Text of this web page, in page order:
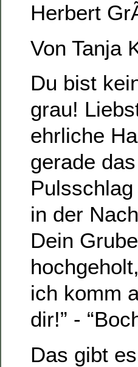
Herbert
Von Tanja
Du bist
grau!
ehrliche
gerade
in der
Dein
ich komm
dir!” -
Das gibt